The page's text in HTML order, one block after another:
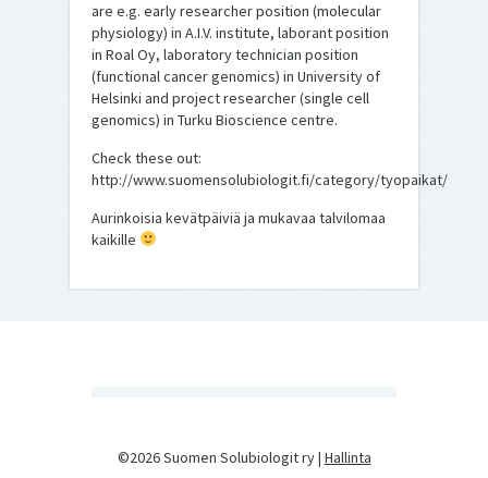
are e.g. early researcher position (molecular
physiology) in A.I.V. institute, laborant position
in Roal Oy, laboratory technician position
(functional cancer genomics) in University of
Helsinki and project researcher (single cell
genomics) in Turku Bioscience centre.
Check these out:
http://www.suomensolubiologit.fi/category/tyopaikat/
Aurinkoisia kevätpäiviä ja mukavaa talvilomaa
kaikille
©2026 Suomen Solubiologit ry | Hallinta